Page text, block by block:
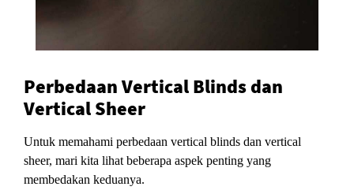
Perbedaan Vertical Blinds dan
Vertical Sheer
Untuk memahami perbedaan vertical blinds dan vertical
sheer, mari kita lihat beberapa aspek penting yang
membedakan keduanya.